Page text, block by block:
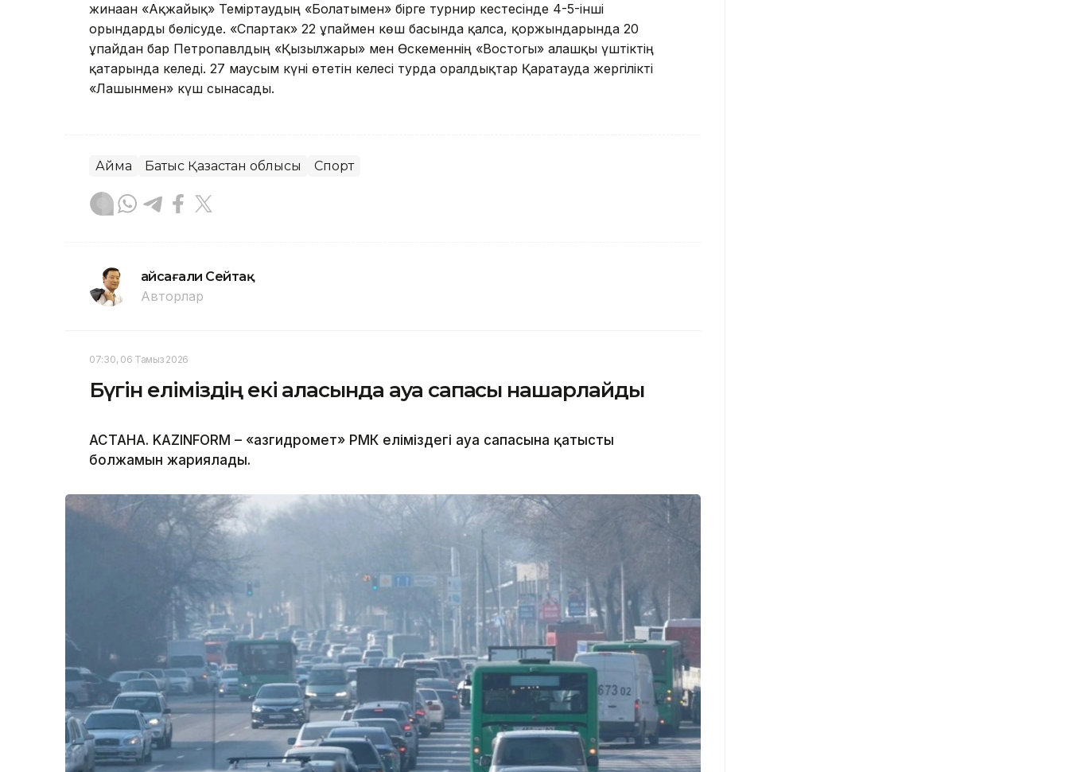
жинаған «Ақжайық» Теміртаудың «Болатымен» бірге турнир кестесінде 4-5-інші
орындарды бөлісуде. «Спартак» 22 ұпаймен көш басында қалса, қоржындарында 20
ұпайдан бар Петропавлдың «Қызылжары» мен Өскеменнің «Востогы» алғашқы үштіктің
қатарында келеді. 27 маусым күні өтетін келесі турда оралдықтар Қаратауда жергілікті
«Лашынмен» күш сынасады.
Аймақ Батыс Қазақстан облысы Спорт
Ғайсағали Сейтақ
Авторлар
07:30, 06 Тамыз 2026
Бүгін еліміздің екі қаласында ауа сапасы нашарлайды
АСТАНА. KAZINFORM – «Қазгидромет» РМК еліміздегі ауа сапасына қатысты
болжамын жариялады.